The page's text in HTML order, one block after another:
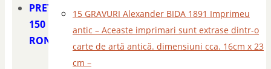
PRET
150
RON
15 GRAVURI Alexander BIDA 1891 Imprimeu
antic – Aceaste imprimari sunt extrase dintr-o
carte de artă antică. dimensiuni cca. 16cm x 23
cm –